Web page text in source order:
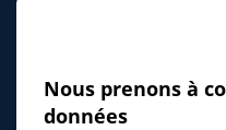
Nous prenons à
données